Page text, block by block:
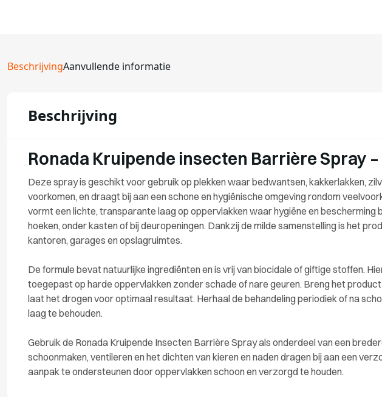
BeschrijvingAanvullende informatie
Beschrijving
Ronada Kruipende insecten Barrière Spray
Deze spray is geschikt voor gebruik op plekken waar bedwantsen, kakkerlakken,
voorkomen, en draagt bij aan een schone en hygiënische omgeving rondom
vormt een lichte, transparante laag op oppervlakken waar hygiëne en bescherming
hoeken, onder kasten of bij deuropeningen. Dankzij de milde samenstelling is het
kantoren, garages en opslagruimtes.
De formule bevat natuurlijke ingrediënten en is vrij van biocidale of giftige stoffen.
toegepast op harde oppervlakken zonder schade of nare geuren. Breng het
laat het drogen voor optimaal resultaat. Herhaal de behandeling periodiek of na
laag te behouden.
Gebruik de Ronada Kruipende Insecten Barrière Spray als onderdeel van een
schoonmaken, ventileren en het dichten van kieren en naden dragen bij aan een
aanpak te ondersteunen door oppervlakken schoon en verzorgd te houden.